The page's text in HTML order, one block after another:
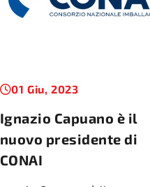
01 Giu, 2023
Ignazio Capuano è il
nuovo presidente di
CONAI